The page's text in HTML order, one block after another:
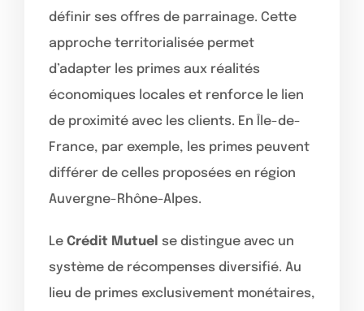
définir ses offres de parrainage. Cette
approche territorialisée permet
d’adapter les primes aux réalités
économiques locales et renforce le lien
de proximité avec les clients. En Île-de-
France, par exemple, les primes peuvent
différer de celles proposées en région
Auvergne-Rhône-Alpes.
Le Crédit Mutuel se distingue avec un
système de récompenses diversifié. Au
lieu de primes exclusivement monétaires,